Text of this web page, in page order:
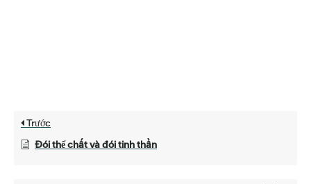
Trước
Đói thể chất và đói tinh thần